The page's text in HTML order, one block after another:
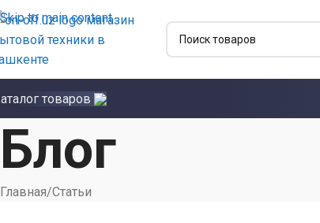
Skip to main content
товаров
Блог
Главная Статьи